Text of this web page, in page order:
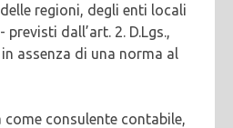
regioni, degli enti locali
previsti dall’art. 2. D.Lgs.,
assenza di una norma al
come consulente contabile,